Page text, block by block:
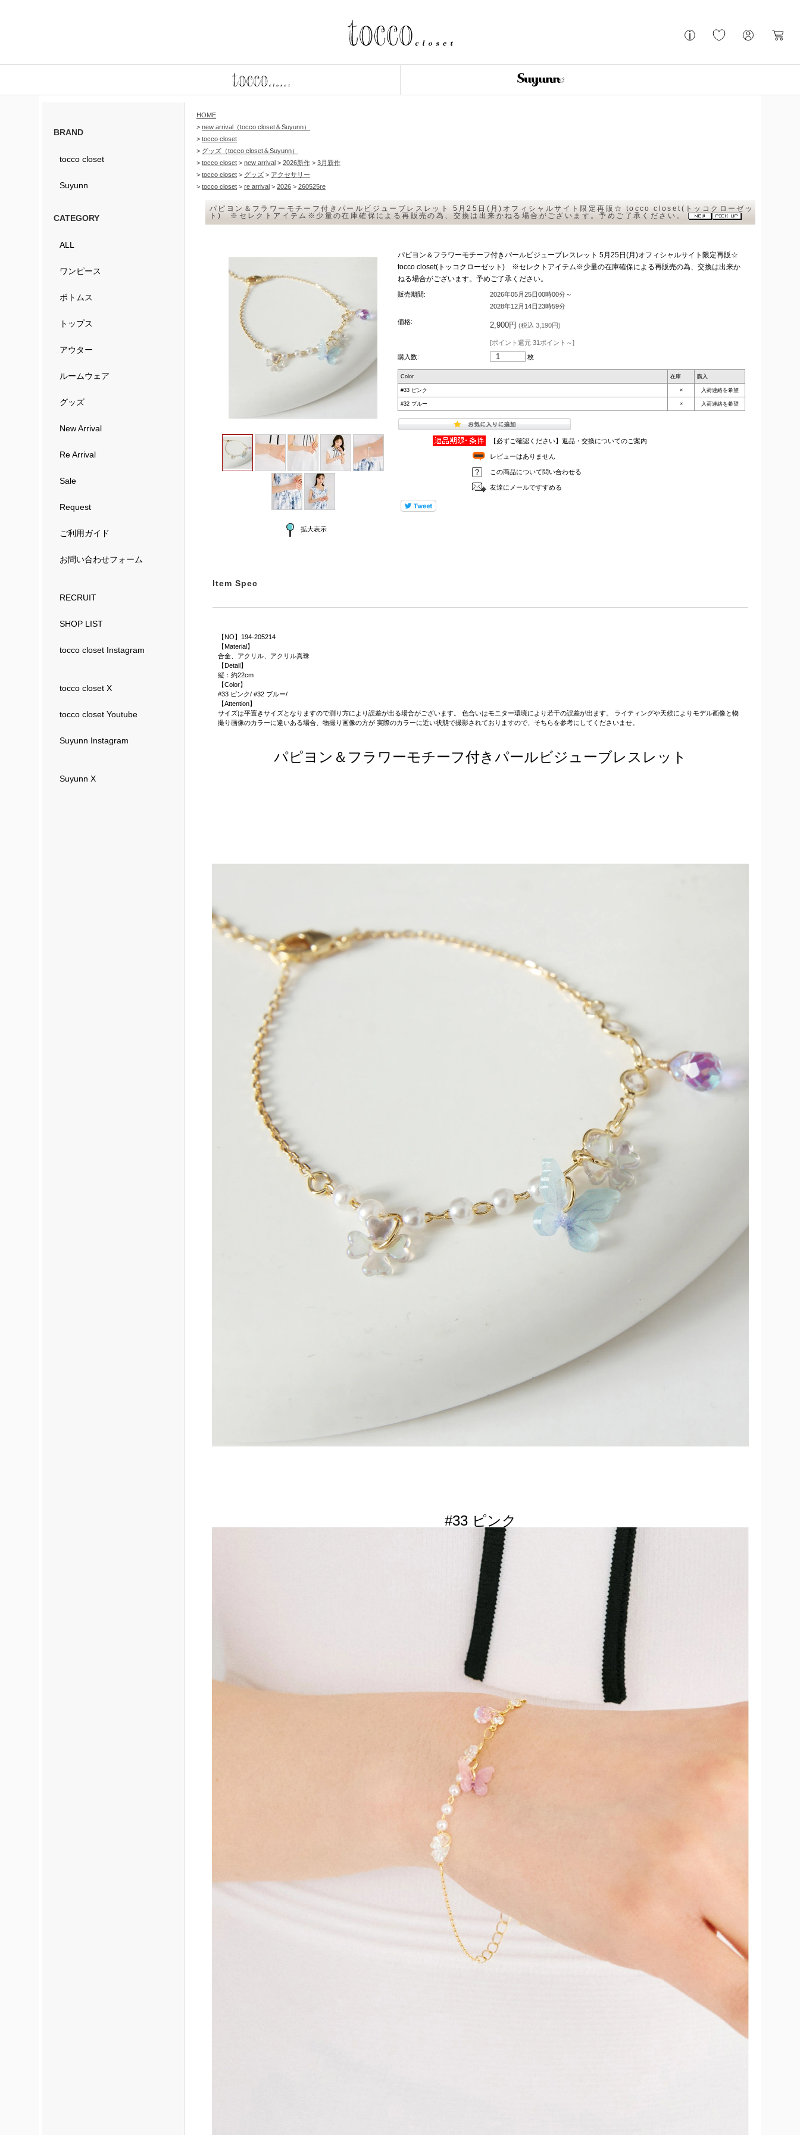
BRAND
tocco closet
Suyunn
CATEGORY
ALL
ワンピース
ボトムス
トップス
アウター
ルームウェア
グッズ
New Arrival
Re Arrival
Sale
Request
ご利用ガイド
お問い合わせフォーム
RECRUIT
SHOP LIST
tocco closet Instagram
tocco closet X
tocco closet Youtube
Suyunn Instagram
Suyunn X
HOME
> new arrival（tocco closet＆Suyunn）
> tocco closet
> グッズ（tocco closet＆Suyunn）
> tocco closet > new arrival > 2026新作 > 3月新作
> tocco closet > グッズ > アクセサリー
> tocco closet > re arrival > 2026 > 260525re
パピヨン＆フラワーモチーフ付きパールビジューブレスレット 5月25日(月)オフィシャルサイト限定再販☆ tocco closet(トッコクローゼッ
ト) ※セレクトアイテム※少量の在庫確保による再販売の為、交換は出来かねる場合がございます。予めご了承ください。
拡大表示
パピヨン＆フラワーモチーフ付きパールビジューブレスレット 5月25日(月)オフィシャルサイト限定再販☆
tocco closet(トッコクローゼット) ※セレクトアイテム※少量の在庫確保による再販売の為、交換は出来か
ねる場合がございます。予めご了承ください。
販売期間:
2026年05月25日00時00分～
2028年12月14日23時59分
価格: 2,900円 (税込 3,190円)
[ポイント還元 31ポイント～]
購入数:
枚
Color 在庫 購入
#33 ピンク × 入荷連絡を希望
#32 ブルー × 入荷連絡を希望
【必ずご確認ください】返品・交換についてのご案内
レビューはありません
この商品について問い合わせる
友達にメールですすめる
Item Spec
【NO】194-205214
【Material】
合金、アクリル、アクリル真珠
【Detail】
縦：約22cm
【Color】
#33 ピンク/ #32 ブルー/
【Attention】
サイズは平置きサイズとなりますので測り方により誤差が出る場合がございます。 色合いはモニター環境により若干の誤差が出ます。 ライティングや天候によりモデル画像と物
撮り画像のカラーに違いある場合、物撮り画像の方が 実際のカラーに近い状態で撮影されておりますので、そちらを参考にしてくださいませ。
パピヨン＆フラワーモチーフ付きパールビジューブレスレット
#33 ピンク